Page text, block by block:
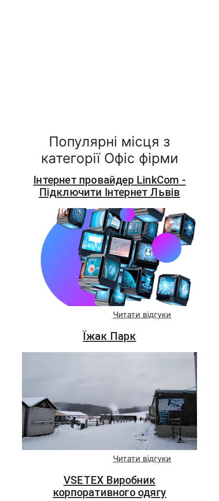
Популярні місця з
категорії Офіс фірми
Інтернет провайдер LinkCom -
Підключити Інтернет Львів
Читати відгуки
Їжак Парк
Читати відгуки
VSETEX Виробник
корпоративного одягу